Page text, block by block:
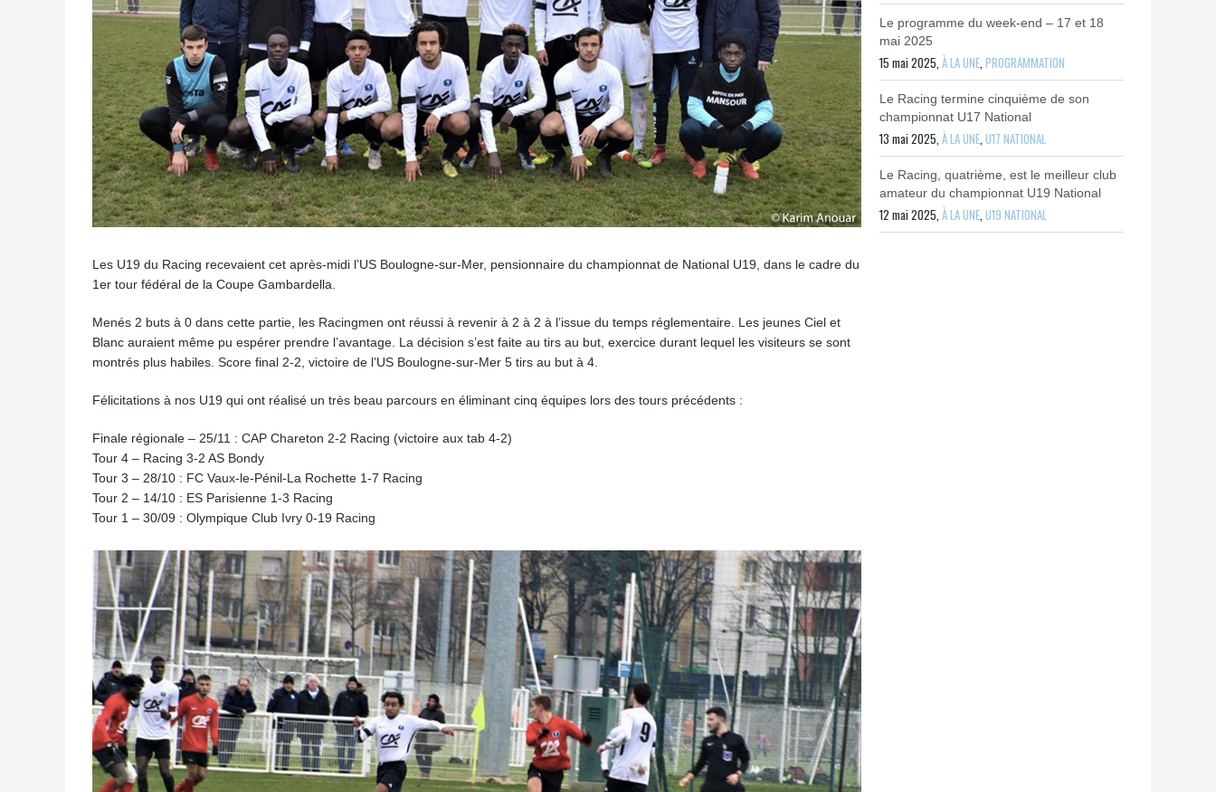
Les U19 du Racing recevaient cet après-midi l’US Boulogne-sur-Mer, pensionnaire du championnat de National U19, dans le cadre du
1er tour fédéral de la Coupe Gambardella.
Menés 2 buts à 0 dans cette partie, les Racingmen ont réussi à revenir à 2 à 2 à l’issue du temps réglementaire. Les jeunes Ciel et
Blanc auraient même pu espérer prendre l’avantage. La décision s’est faite au tirs au but, exercice durant lequel les visiteurs se sont
montrés plus habiles. Score final 2-2, victoire de l’US Boulogne-sur-Mer 5 tirs au but à 4.
Félicitations à nos U19 qui ont réalisé un très beau parcours en éliminant cinq équipes lors des tours précédents :
Finale régionale – 25/11 : CAP Chareton 2-2 Racing (victoire aux tab 4-2)
Tour 4 – Racing 3-2 AS Bondy
Tour 3 – 28/10 : FC Vaux-le-Pénil-La Rochette 1-7 Racing
Tour 2 – 14/10 : ES Parisienne 1-3 Racing
Tour 1 – 30/09 : Olympique Club Ivry 0-19 Racing
Le programme du week-end – 17 et 18
mai 2025
15 mai 2025,À LA UNE,PROGRAMMATION
Le Racing termine cinquième de son
championnat U17 National
13 mai 2025,À LA UNE,U17 NATIONAL
Le Racing, quatrième, est le meilleur club
amateur du championnat U19 National
12 mai 2025,À LA UNE,U19 NATIONAL